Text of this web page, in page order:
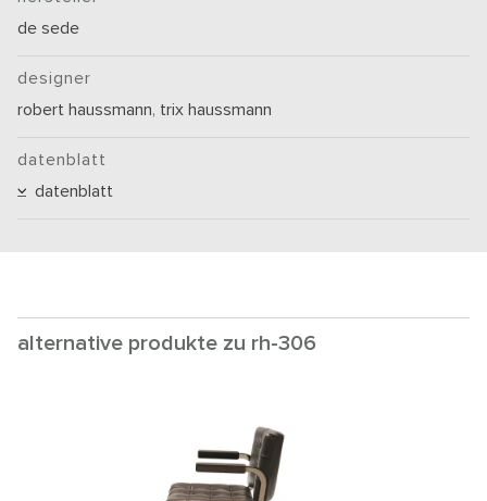
de sede
designer
robert haussmann, trix haussmann
datenblatt
datenblatt
alternative produkte zu rh-306